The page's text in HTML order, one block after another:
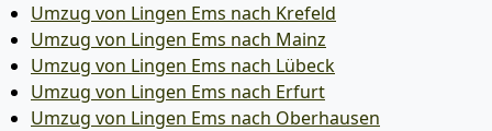
Umzug von Lingen Ems nach Krefeld
Umzug von Lingen Ems nach Mainz
Umzug von Lingen Ems nach Lübeck
Umzug von Lingen Ems nach Erfurt
Umzug von Lingen Ems nach Oberhausen